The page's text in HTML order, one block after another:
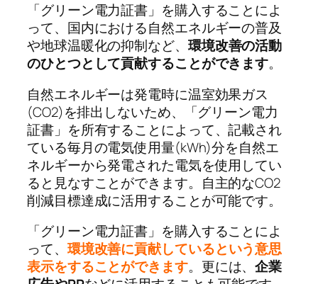
「グリーン電力証書」を購入することによ
って、国内における自然エネルギーの普及
や地球温暖化の抑制など、 環境改善の活動
のひとつとして貢献することができます。
自然エネルギーは発電時に温室効果ガス
(CO2)を排出しないため、「グリーン電力
証書」を所有することによって、記載され
ている毎月の電気使用量(kWh)分を自然エ
ネルギーから発電された電気を使用してい
ると見なすことができます。自主的なCO2
削減目標達成に活用することが可能です。
「グリーン電力証書」を購入することによ
って、 環境改善に貢献しているという意思
表示をすることができます。更には、企業